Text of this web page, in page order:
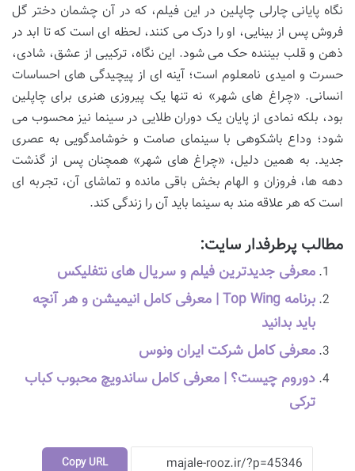
نگاه پایانی چارلی چاپلین در این فیلم، که در آن چشمان دختر گل
فروش پس از بینایی، او را درک می کنند، لحظه ای است که تا ابد در
ذهن و قلب بیننده حک می شود. این نگاه، ترکیبی از عشق، شادی،
حسرت و امیدی نامعلوم است؛ آینه ای از پیچیدگی های احساسات
انسانی. «چراغ های شهر» نه تنها یک پیروزی هنری برای چاپلین
بود، بلکه نمادی از پایان یک دوران طلایی در سینما نیز محسوب می
شود؛ وداع باشکوهی با سینمای صامت و خوشامدگویی به عصری
جدید. به همین دلیل، «چراغ های شهر» همچنان پس از گذشت
دهه ها، فروزان و الهام بخش باقی مانده و تماشای آن، تجربه ای
است که هر علاقه مند به سینما باید آن را زندگی کند.
مطالب پرطرفدار سایت:
معرفی جدیدترین فیلم و سریال های نتفلیکس
برنامه Top Wing | معرفی کامل انیمیشن و هر آنچه
باید بدانید
معرفی کامل شرکت ایران ونوس
دوروم چیست؟ | معرفی کامل ساندویچ محبوب کباب
ترکی
Copy URL